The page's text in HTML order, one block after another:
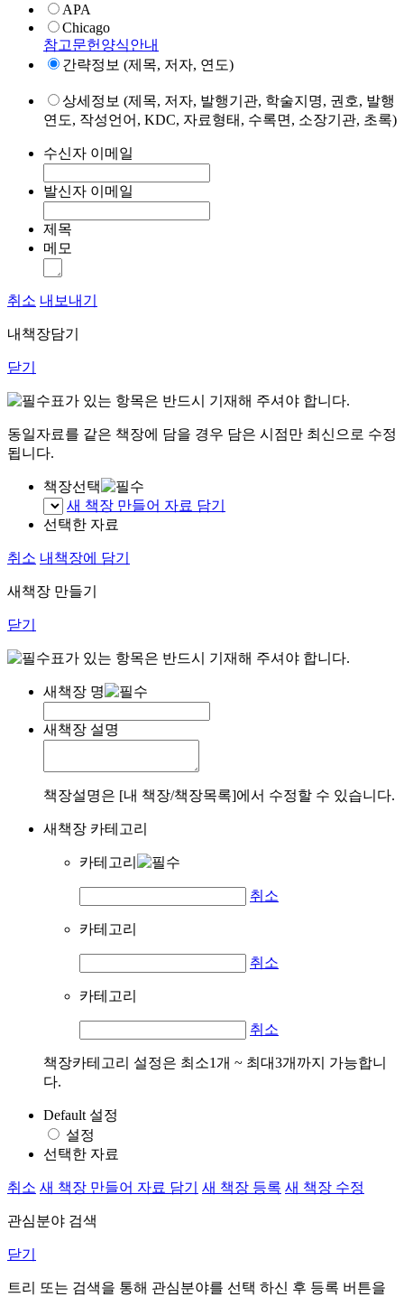
APA
Chicago
참고문헌양식안내
간략정보 (제목, 저자, 연도)
상세정보 (제목, 저자, 발행기관, 학술지명, 권호, 발행
연도, 작성언어, KDC, 자료형태, 수록면, 소장기관, 초록)
수신자 이메일
발신자 이메일
제목
메모
취소 내보내기
내책장담기
닫기
표가 있는 항목은 반드시 기재해 주셔야 합니다.
동일자료를 같은 책장에 담을 경우 담은 시점만 최신으로 수정
됩니다.
책장선택
새 책장 만들어 자료 담기
선택한 자료
취소 내책장에 담기
새책장 만들기
닫기
표가 있는 항목은 반드시 기재해 주셔야 합니다.
새책장 명
새책장 설명
책장설명은 [내 책장/책장목록]에서 수정할 수 있습니다.
새책장 카테고리
카테고리
취소
카테고리
취소
카테고리
취소
책장카테고리 설정은 최소1개 ~ 최대3개까지 가능합니
다.
Default 설정
설정
선택한 자료
취소 새 책장 만들어 자료 담기 새 책장 등록 새 책장 수정
관심분야 검색
닫기
트리 또는 검색을 통해 관심분야를 선택 하신 후 등록 버튼을